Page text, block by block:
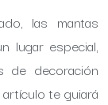
las mantas
lugar especial,
de decoración
te guiará